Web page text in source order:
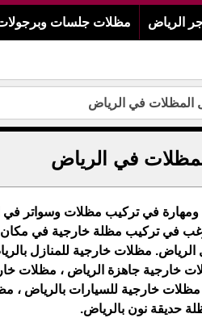
الرياض مظلات جلسات
في تركيب مظلات وسواتر في
في تركيب مظلة خارجية في مكان
مظلات خارجية للمنازل
خارجية جاهزة الرياض ، مظلات
خارجية للسيارات بالرياض ،
حديقة نون بالرياض.